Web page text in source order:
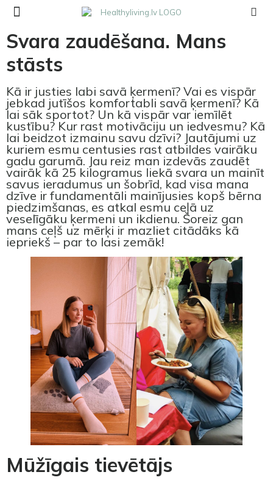
Svara zaudēšana. Mans
stāsts
Kā ir justies labi savā ķermenī? Vai es vispār
jebkad jutīšos komfortabli savā ķermenī? Kā
lai sāk sportot? Un kā vispār var iemīlēt
kustību? Kur rast motivāciju un iedvesmu? Kā
lai beidzot izmainu savu dzīvi? Jautājumi uz
kuriem esmu centusies rast atbildes vairāku
gadu garumā. Jau reiz man izdevās zaudēt
vairāk kā 25 kilogramus liekā svara un mainīt
savus ieradumus un šobrīd, kad visa mana
dzīve ir fundamentāli mainījusies kopš bērna
piedzimšanas, es atkal esmu ceļā uz
veselīgāku ķermeni un ikdienu. Šoreiz gan
mans ceļš uz mērķi ir mazliet citādāks kā
iepriekš – par to lasi zemāk!
Mūžīgais tievētājs